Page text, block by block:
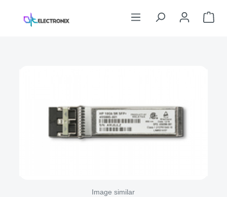
Skip to main content
Image similar